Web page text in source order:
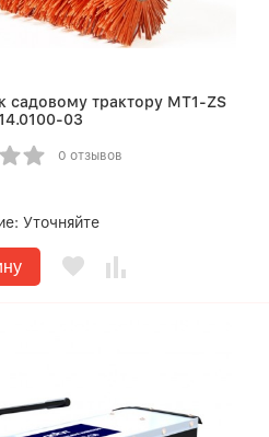
садовому трактору МТ1-ZS
03
0 отзывов
Уточняйте